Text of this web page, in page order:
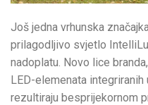
Još jedna vrhunska
prilagodljivo svjetlo
nadoplatu. Novo lice
LED-elemenata
rezultiraju besprijekornom